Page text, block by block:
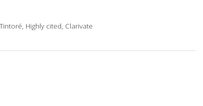
Highly cited, Clarivate